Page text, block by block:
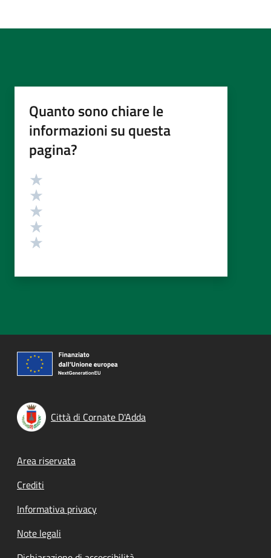
Quanto sono chiare le
informazioni su questa
pagina?
Valutazione
Città di Cornate D'Adda
Footer menu
Area riservata
Crediti
Informativa privacy
Note legali